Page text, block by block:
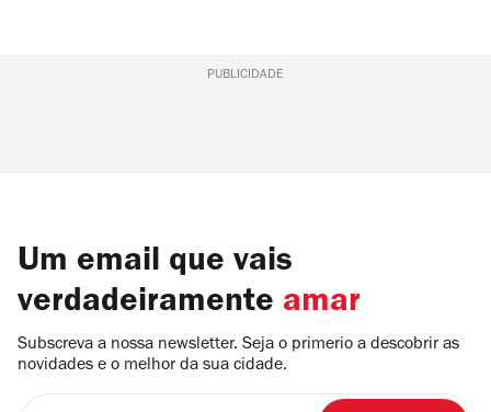
PUBLICIDADE
Um email que vais
verdadeiramente amar
Subscreva a nossa newsletter. Seja o primerio a descobrir as
novidades e o melhor da sua cidade.